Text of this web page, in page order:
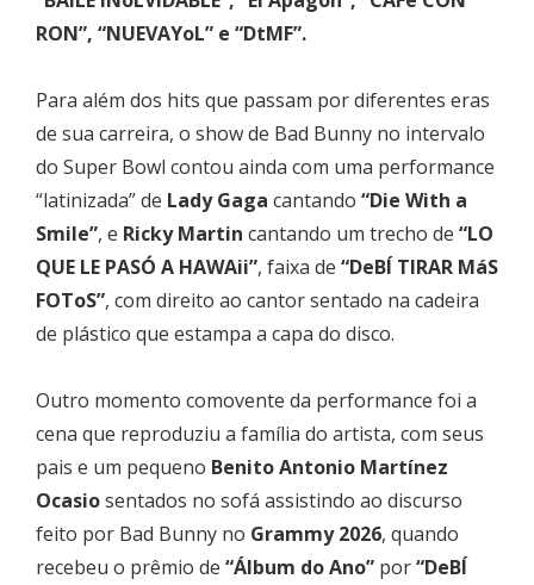
RON”, “NUEVAYoL” e “DtMF”.
Para além dos hits que passam por diferentes eras
de sua carreira, o show de Bad Bunny no intervalo
do Super Bowl contou ainda com uma performance
“latinizada” de Lady Gaga cantando “Die With a
Smile”, e Ricky Martin cantando um trecho de “LO
QUE LE PASÓ A HAWAii”, faixa de “DeBÍ TIRAR MáS
FOToS”, com direito ao cantor sentado na cadeira
de plástico que estampa a capa do disco.
Outro momento comovente da performance foi a
cena que reproduziu a família do artista, com seus
pais e um pequeno Benito Antonio Martínez
Ocasiosentados no sofá assistindo ao discurso
feito por Bad Bunny no Grammy 2026, quando
recebeu o prêmio de “Álbum do Ano” por“DeBÍ